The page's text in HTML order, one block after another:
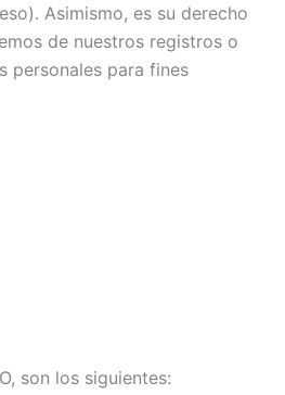
Asimismo, es su derecho
de nuestros registros o
personales para fines
son los siguientes: